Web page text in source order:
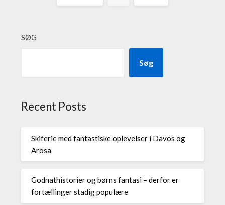
SØG
Søg
Recent Posts
Skiferie med fantastiske oplevelser i Davos og
Arosa
Godnathistorier og børns fantasi – derfor er
fortællinger stadig populære